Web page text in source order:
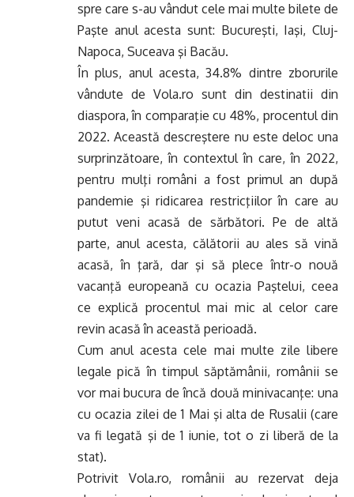
spre care s-au vândut cele mai multe bilete de
Paşte anul acesta sunt: Bucureşti, Iaşi, Cluj-
Napoca, Suceava şi Bacău.
În plus, anul acesta, 34.8% dintre zborurile
vândute de Vola.ro sunt din destinatii din
diaspora, în comparaţie cu 48%, procentul din
2022. Această descreştere nu este deloc una
surprinzătoare, în contextul în care, în 2022,
pentru mulţi români a fost primul an după
pandemie şi ridicarea restricţiilor în care au
putut veni acasă de sărbători. Pe de altă
parte, anul acesta, călătorii au ales să vină
acasă, în ţară, dar şi să plece într-o nouă
vacanţă europeană cu ocazia Paştelui, ceea
ce explică procentul mai mic al celor care
revin acasă în această perioadă.
Cum anul acesta cele mai multe zile libere
legale pică în timpul săptămânii, românii se
vor mai bucura de încă două minivacanţe: una
cu ocazia zilei de 1 Mai şi alta de Rusalii (care
va fi legată şi de 1 iunie, tot o zi liberă de la
stat).
Potrivit Vola.ro, românii au rezervat deja